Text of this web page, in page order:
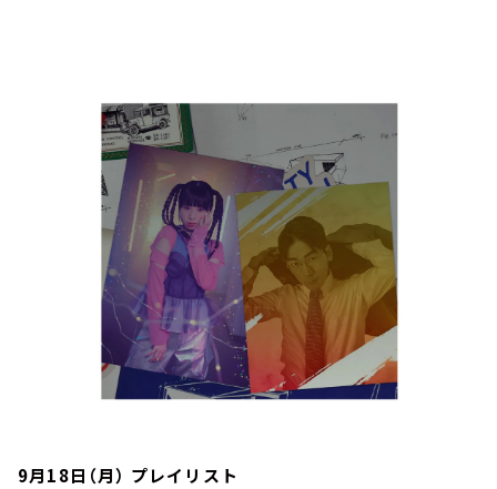
お知らせ
イベント・グッズ
YouTube
会社情報
9月18日（月） プレイリスト